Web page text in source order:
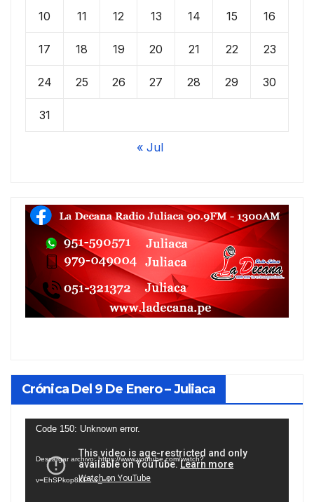
10 11 12 13 14 15 16
17 18 19 20 21 22 23
24 25 26 27 28 29 30
31
« Jul
Crónica Del 9 De Enero – Juliaca
Reproductor
vídeo
Code 150: Unknown error.
Descargar archivo: https://www.youtube.com/watch?
v=EhSPkop8KPY&_=1